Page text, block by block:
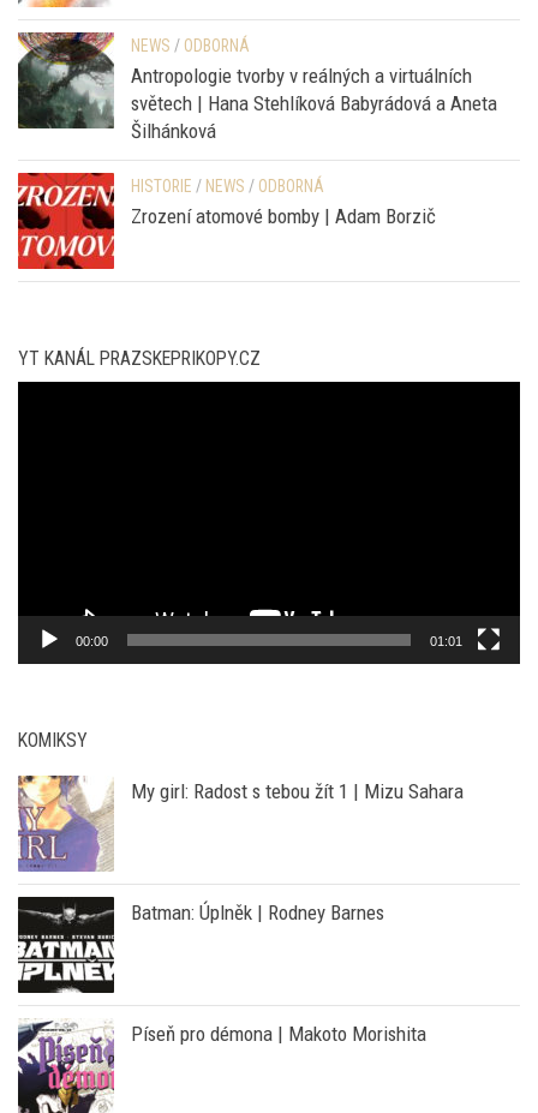
NEWS / ODBORNÁ
Antropologie tvorby v reálných a virtuálních
světech | Hana Stehlíková Babyrádová a Aneta
Šilhánková
HISTORIE / NEWS / ODBORNÁ
Zrození atomové bomby | Adam Borzič
YT KANÁL PRAZSKEPRIKOPY.CZ
00:00 01:01
KOMIKSY
My girl: Radost s tebou žít 1 | Mizu Sahara
Batman: Úplněk | Rodney Barnes
Píseň pro démona | Makoto Morishita